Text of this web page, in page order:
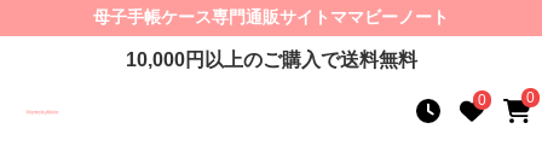
母子手帳ケース専門通販サイト ママビーノート
10,000円以上のご購入で送料無料
0 0